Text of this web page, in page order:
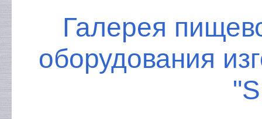
Галерея
оборудования